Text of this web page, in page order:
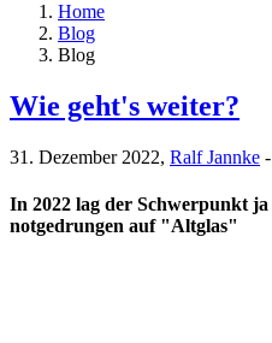
Home
Blog
Blog
Wie geht's weiter?
31. Dezember 2022, Ralf Jannke -
In 2022 lag der Schwerpunkt
notgedrungen auf "Altglas"